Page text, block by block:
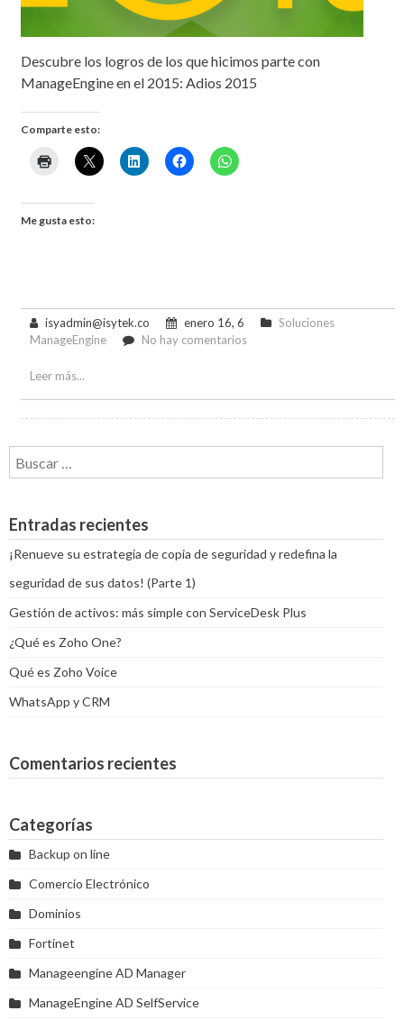
Descubre los logros de los que hicimos parte con
ManageEngine en el 2015: Adios 2015
Comparte esto:
Me gusta esto:
isyadmin@isytek.co enero 16, 6
Soluciones
ManageEngine
No hay comentariosen
con
Leer más...
Buscar:
Entradas recientes
¡Renueve su estrategia de copia de seguridad y redefina la
seguridad de sus datos! (Parte 1)
Gestión de activos: más simple con ServiceDesk Plus
¿Qué es Zoho One?
Qué es Zoho Voice
WhatsApp y CRM
Comentarios recientes
Categorías
Backup on line
Comercio Electrónico
Dominios
Fortinet
Manageengine AD Manager
ManageEngine AD SelfService